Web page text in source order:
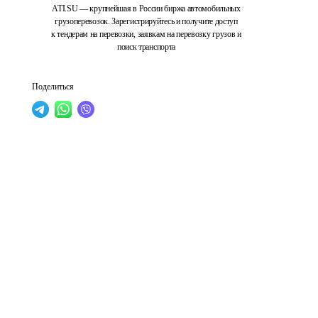
ATI.SU — крупнейшая в России биржа автомобильных
грузоперевозок. Зарегистрируйтесь и получите доступ
к тендерам на перевозки, заявкам на перевозку грузов и
поиск транспорта
Поделиться